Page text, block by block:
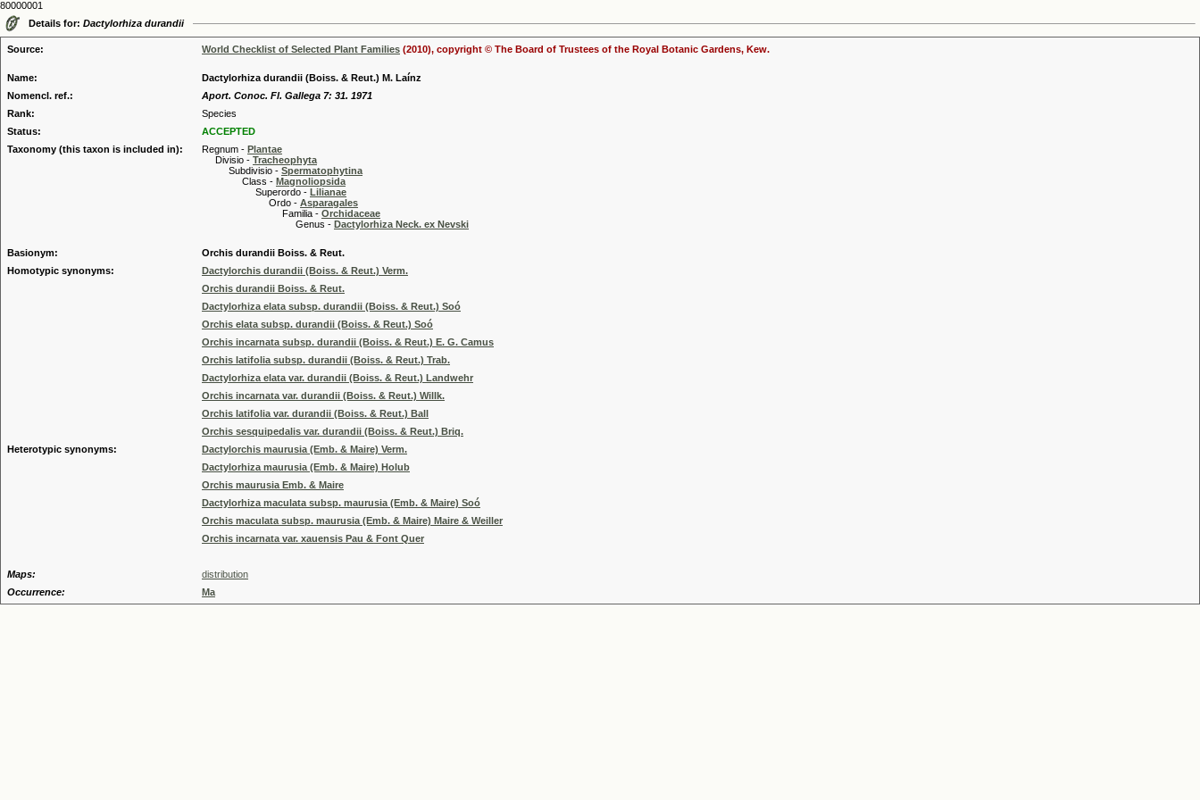
80000001
Details for: Dactylorhiza durandii
Source: World Checklist of Selected Plant Families (2010), copyright © The Board of Trustees of the Royal Botanic Gardens, Kew.
Name:
Dactylorhiza durandii (Boiss. & Reut.) M. Laínz
Nomencl. ref.:
Aport. Conoc. Fl. Gallega 7: 31. 1971
Rank:
Species
Status:
ACCEPTED
Taxonomy (this taxon is included in):
Regnum - Plantae
Divisio - Tracheophyta
Subdivisio - Spermatophytina
Class - Magnoliopsida
Superordo - Lilianae
Ordo - Asparagales
Familia - Orchidaceae
Genus - Dactylorhiza Neck. ex Nevski
Basionym:
Orchis durandii Boiss. & Reut.
Homotypic synonyms:
Dactylorchis durandii (Boiss. & Reut.) Verm.
Orchis durandii Boiss. & Reut.
Dactylorhiza elata subsp. durandii (Boiss. & Reut.) Soó
Orchis elata subsp. durandii (Boiss. & Reut.) Soó
Orchis incarnata subsp. durandii (Boiss. & Reut.) E. G. Camus
Orchis latifolia subsp. durandii (Boiss. & Reut.) Trab.
Dactylorhiza elata var. durandii (Boiss. & Reut.) Landwehr
Orchis incarnata var. durandii (Boiss. & Reut.) Willk.
Orchis latifolia var. durandii (Boiss. & Reut.) Ball
Orchis sesquipedalis var. durandii (Boiss. & Reut.) Briq.
Heterotypic synonyms:
Dactylorchis maurusia (Emb. & Maire) Verm.
Dactylorhiza maurusia (Emb. & Maire) Holub
Orchis maurusia Emb. & Maire
Dactylorhiza maculata subsp. maurusia (Emb. & Maire) Soó
Orchis maculata subsp. maurusia (Emb. & Maire) Maire & Weiller
Orchis incarnata var. xauensis Pau & Font Quer
Maps:
distribution
Occurrence:
Ma